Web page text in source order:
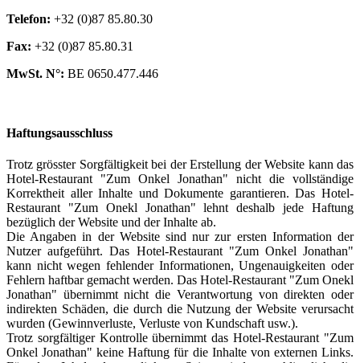
Telefon: +32 (0)87 85.80.30
Fax: +32 (0)87 85.80.31
MwSt. N°: BE 0650.477.446
Haftungsausschluss
Trotz grösster Sorgfältigkeit bei der Erstellung der Website kann das
Hotel-Restaurant "Zum Onkel Jonathan" nicht die vollständige
Korrektheit aller Inhalte und Dokumente garantieren. Das Hotel-
Restaurant "Zum Onekl Jonathan" lehnt deshalb jede Haftung
bezüglich der Website und der Inhalte ab.
Die Angaben in der Website sind nur zur ersten Information der
Nutzer aufgeführt. Das Hotel-Restaurant "Zum Onkel Jonathan"
kann nicht wegen fehlender Informationen, Ungenauigkeiten oder
Fehlern haftbar gemacht werden. Das Hotel-Restaurant "Zum Onekl
Jonathan" übernimmt nicht die Verantwortung von direkten oder
indirekten Schäden, die durch die Nutzung der Website verursacht
wurden (Gewinnverluste, Verluste von Kundschaft usw.).
Trotz sorgfältiger Kontrolle übernimmt das Hotel-Restaurant "Zum
Onkel Jonathan" keine Haftung für die Inhalte von externen Links.